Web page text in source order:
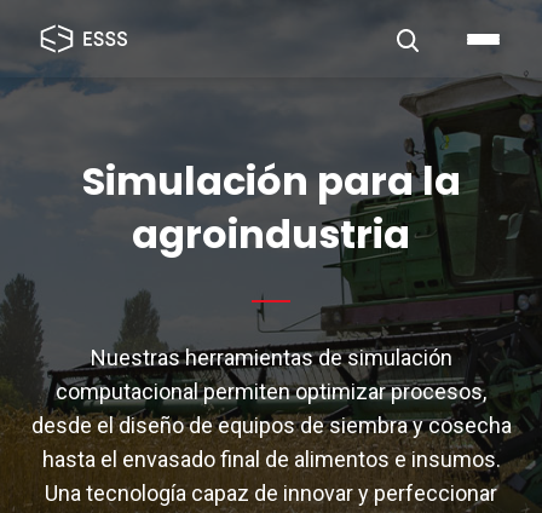
Simulación para la
agroindustria
Nuestras herramientas de simulación
computacional permiten optimizar procesos,
desde el diseño de equipos de siembra y cosecha
hasta el envasado final de alimentos e insumos.
Una tecnología capaz de innovar y perfeccionar